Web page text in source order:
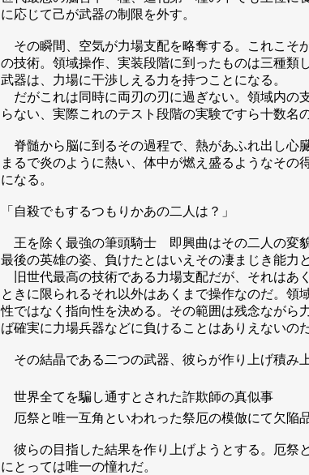
に応じて己が武器の制限を外す。
その瞬間、空気が力場支配を略奪する。これこそ
の技術。領域操作、実装段階に到ったものは三種類
武器は、力場に干渉しえる力を持つことになる。
だがこれは同時に両刃の刃に過ぎない。領域内の
らない、実際これのテスト段階の実験ですら十数名
脊髄から脳に到るその過程で、熱があふれ出し心
まるで炎のように熱い、体中が燃え盛るようなその
になる。
「自殺でもするつもりかあの二人は？」
王を除く最強の筆頭騎士 即興曲はその二人の変
最後の英雄の姿、負けたとはいえその凄まじき能力
旧世代最高の技術である力場支配だが、それはあ
ときに限られるそれ以外はあくまで操作なのだ。領
性ではなく指向性を決める。その範囲は残念ながら
ば確実に力場兵器などに負けることはありえないのだ
その結晶である二つの武器、彼らが作り上げ積み
世界全てを騙し通すとされた詐欺師の真似
厄祭と唯一互角といわれった祭厄の模倣にて欠陥
彼らの目指した結果を作り上げようとする。厄祭
にとっては唯一の憧れだ。